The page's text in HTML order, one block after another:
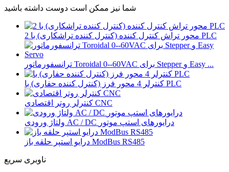
شما نیز ممکن است دوست داشته باشید
2 محور تراش کنترل کننده (کنترل کننده تراشکاری) با PLC
ترانسفورماتور Toroidal 0--60VAC برای Stepper و Easy ...
کنترلر 4 محور فرز (کنترل کننده حفاری) با PLC
کنترلر روتر اقتصادی CNC
ولتاژ ورودی AC / DC درایورهای استپ موتور
درایو استپر حلقه باز ModBus RS485
ناوبری سریع